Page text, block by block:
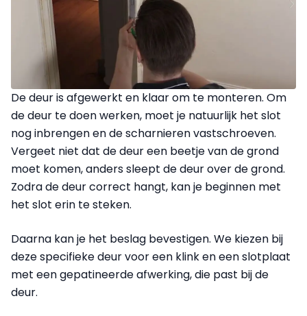
De deur is afgewerkt en klaar om te monte­ren. Om
de deur te doen werken, moet je natuurlijk het slot
nog inbrengen en de schar­nieren vastschroeven.
Vergeet niet dat de deur een beetje van de grond
moet komen, anders sleept de deur over de grond.
Zodra de deur correct hangt, kan je beginnen met
het slot erin te steken.
Daarna kan je het beslag bevestigen. We kiezen bij
deze specifieke deur voor een klink en een slotplaat
met een gepatineerde afwerking, die past bij de
deur.